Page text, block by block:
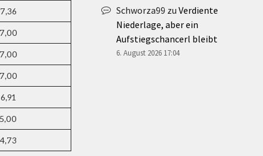
7,36
7,00
7,00
7,00
6,91
5,00
4,73
Schworza99 zu Verdiente
Niederlage, aber ein
Aufstiegschancerl bleibt
6. August 2026 17:04